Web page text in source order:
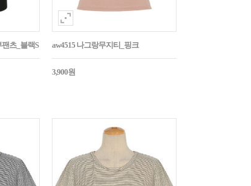
츠_블랙S aw4515 나그랑무지티_핑크
3,900원